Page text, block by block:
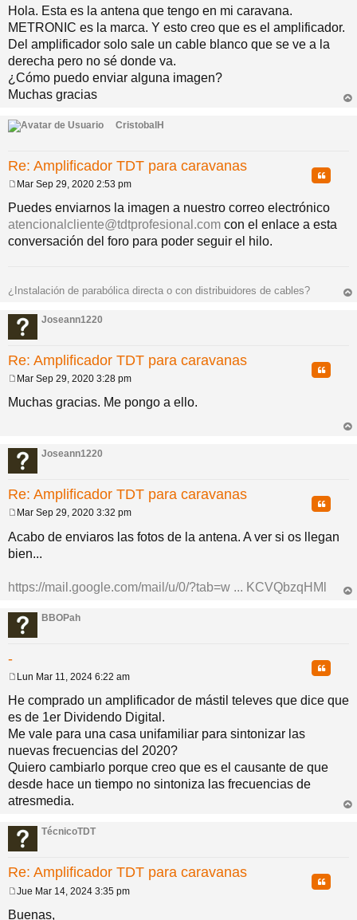
e
n
s
a
j
e
Hola. Esta es la antena que tengo en mi caravana.
METRONIC es la marca. Y esto creo que es el amplificador.
Del amplificador solo sale un cable blanco que se ve a la
derecha pero no sé donde va.
¿Cómo puedo enviar alguna imagen?
Muchas gracias
CristobalH
Re: Amplificador TDT para caravanas
Citar
e
n
s
a
j
Mar Sep 29, 2020 2:53 pm
Puedes enviarnos la imagen a nuestro correo electrónico
atencionalcliente@tdtprofesional.com con el enlace a esta
conversación del foro para poder seguir el hilo.
¿Instalación de parabólica directa o con distribuidores de cables?
Joseann1220
Re: Amplificador TDT para caravanas
Citar
e
n
e
Mar Sep 29, 2020 3:28 pm
Muchas gracias. Me pongo a ello.
Joseann1220
Re: Amplificador TDT para caravanas
Citar
e
n
s
e
Mar Sep 29, 2020 3:32 pm
Acabo de enviaros las fotos de la antena. A ver si os llegan
bien...
https://mail.google.com/mail/u/0/?tab=w ... KCVQbzqHMl
BBOPah
-
Citar
e
n
s
a
j
e
Lun Mar 11, 2024 6:22 am
He comprado un amplificador de mástil televes que dice que
es de 1er Dividendo Digital.
Me vale para una casa unifamiliar para sintonizar las
nuevas frecuencias del 2020?
Quiero cambiarlo porque creo que es el causante de que
desde hace un tiempo no sintoniza las frecuencias de
atresmedia.
TécnicoTDT
Re: Amplificador TDT para caravanas
Citar
e
Jue Mar 14, 2024 3:35 pm
Buenas,